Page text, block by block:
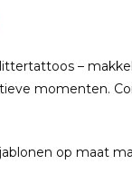
–
momenten.
op maat